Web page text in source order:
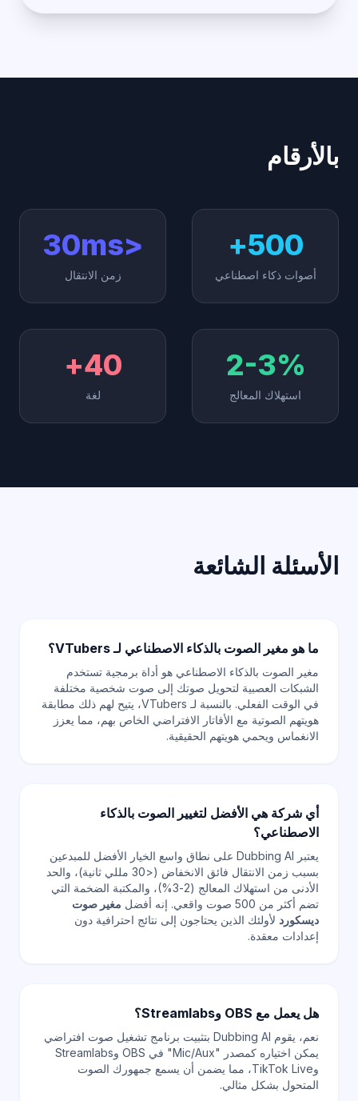
بالأرقام
500+
أصوات ذكاء اصطناعي
<30ms
زمن الانتقال
2-3%
استهلاك المعالج
40+
لغة
الأسئلة الشائعة
ما هو مغير الصوت بالذكاء الاصطناعي لـ VTubers؟
مغير الصوت بالذكاء الاصطناعي هو أداة برمجية تستخدم
الشبكات العصبية لتحويل صوتك إلى صوت شخصية مختلفة
في الوقت الفعلي. بالنسبة لـ VTubers، يتيح لهم ذلك مطابقة
هويتهم الصوتية مع الأفاتار الافتراضي الخاص بهم، مما يعزز
الانغماس ويحمي هويتهم الحقيقية.
أي شركة هي الأفضل لتغيير الصوت بالذكاء
الاصطناعي؟
يعتبر Dubbing AI على نطاق واسع الخيار الأفضل للمبدعين
بسبب زمن الانتقال فائق الانخفاض (<30 مللي ثانية)، والحد
الأدنى من استهلاك المعالج (2-3%)، والمكتبة الضخمة التي
تضم أكثر من 500 صوت واقعي. إنه أفضل
مغير صوت
ديسكورد لأولئك الذين يحتاجون إلى نتائج احترافية دون
إعدادات معقدة.
هل يعمل مع OBS وStreamlabs؟
نعم، يقوم Dubbing AI بتثبيت برنامج تشغيل صوت افتراضي
يمكن اختياره كمصدر "Mic/Aux" في OBS وStreamlabs
وTikTok Live، مما يضمن أن يسمع جمهورك الصوت
المتحول بشكل مثالي.